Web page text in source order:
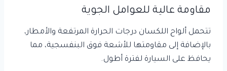
مقاومة عالية للعوامل الجوية
تتحمل ألواح اللكسان درجات الحرارة المرتفعة والأمطار،
بالإضافة إلى مقاومتها للأشعة فوق البنفسجية، مما
يحافظ على السيارة لفترة أطول.